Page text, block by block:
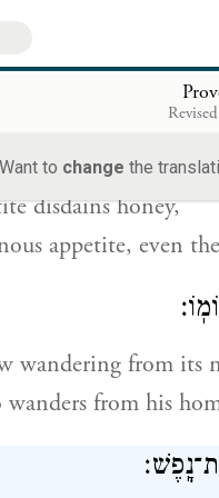
Want to change the
an enemy are profuse.
מָתֽוֹק׃
disdains honey,
appetite, even
wandering from its
from his